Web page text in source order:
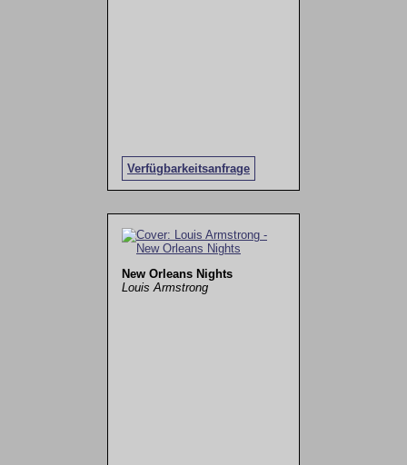
Verfügbarkeitsanfrage
New Orleans Nights
Louis Armstrong